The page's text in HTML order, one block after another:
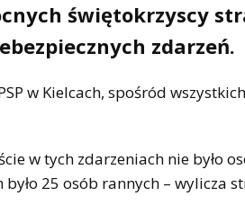
świętokrzyscy
zdarzeń.
w Kielcach, spośród wszystkich
w tych zdarzeniach nie było
25 osób rannych – wylicza